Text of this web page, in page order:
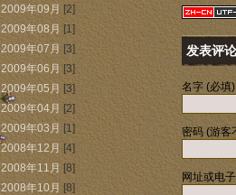
发表评论
名字 (必填
密码 (游客
网址或电
2009年09月 [2]
2009年08月 [1]
2009年07月 [3]
2009年06月 [3]
2009年05月 [3]
2009年04月 [2]
2009年03月 [1]
2008年12月 [4]
2008年11月 [8]
2008年10月 [8]